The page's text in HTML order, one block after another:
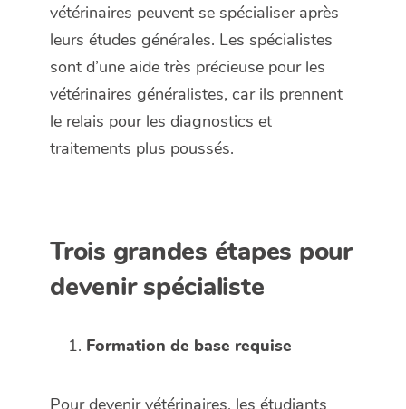
vétérinaires peuvent se spécialiser après
leurs études générales. Les spécialistes
sont d’une aide très précieuse pour les
vétérinaires généralistes, car ils prennent
le relais pour les diagnostics et
traitements plus poussés.
Trois grandes étapes pour
devenir spécialiste
Formation de base requise
Pour devenir vétérinaires, les étudiants